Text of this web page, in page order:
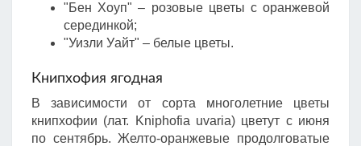
"Бен Хоуп" – розовые цветы с оранжевой
серединкой;
"Уизли Уайт" – белые цветы.
Книпхофия ягодная
В зависимости от сорта многолетние цветы
книпхофии (лат. Kniphofia uvaria) цветут с июня
по сентябрь. Желто-оранжевые продолговатые